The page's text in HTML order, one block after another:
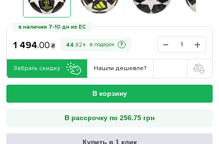
в наличии 7-10 дн из ЕС
1 494.00 ₴ 44.82 ₴ ?
Забрать скидку Нашли дешевле?
В корзину
В рассрочку по 256.75 грн
Купить в 1 клик